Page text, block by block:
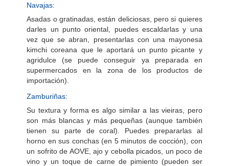
Navajas:
Asadas o gratinadas, están deliciosas, pero si quieres
darles un punto oriental, puedes escaldarlas y una
vez que se abran, presentarlas con una mayonesa
kimchi coreana que le aportará un punto picante y
agridulce (se puede conseguir ya preparada en
supermercados en la zona de los productos de
importación).
Zamburiñas:
Su textura y forma es algo similar a las vieiras, pero
son más blancas y más pequeñas (aunque también
tienen su parte de coral). Puedes prepararlas al
horno en sus conchas (en 5 minutos de cocción), con
un sofrito de AOVE, ajo y cebolla picados, un poco de
vino y un toque de carne de pimiento (pueden ser